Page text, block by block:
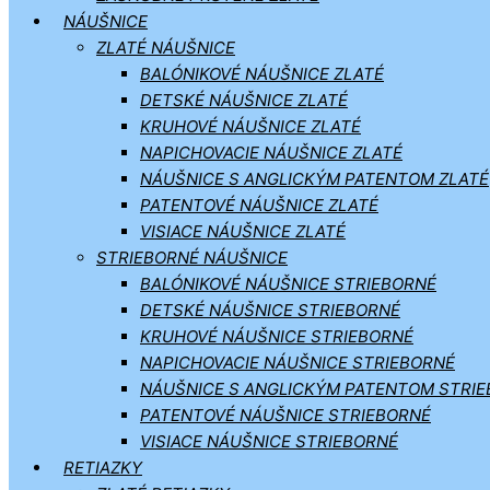
NÁUŠNICE
ZLATÉ NÁUŠNICE
BALÓNIKOVÉ NÁUŠNICE ZLATÉ
DETSKÉ NÁUŠNICE ZLATÉ
KRUHOVÉ NÁUŠNICE ZLATÉ
NAPICHOVACIE NÁUŠNICE ZLATÉ
NÁUŠNICE S ANGLICKÝM PATENTOM ZLATÉ
PATENTOVÉ NÁUŠNICE ZLATÉ
VISIACE NÁUŠNICE ZLATÉ
STRIEBORNÉ NÁUŠNICE
BALÓNIKOVÉ NÁUŠNICE STRIEBORNÉ
DETSKÉ NÁUŠNICE STRIEBORNÉ
KRUHOVÉ NÁUŠNICE STRIEBORNÉ
NAPICHOVACIE NÁUŠNICE STRIEBORNÉ
NÁUŠNICE S ANGLICKÝM PATENTOM
PATENTOVÉ NÁUŠNICE STRIEBORNÉ
VISIACE NÁUŠNICE STRIEBORNÉ
RETIAZKY